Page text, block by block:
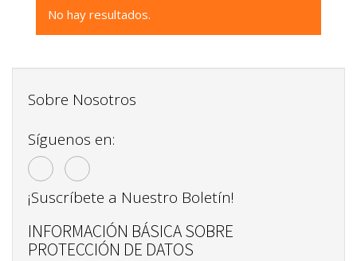
No hay resultados.
Sobre Nosotros
Síguenos en:
¡Suscríbete a Nuestro Boletín!
INFORMACIÓN BÁSICA SOBRE
PROTECCIÓN DE DATOS